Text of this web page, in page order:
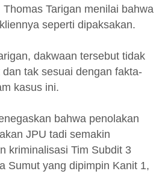
Tarigan menilai bahwa
seperti dipaksakan.
dakwaan tersebut tidak
tak sesuai dengan fakta-
kasus ini.
bahwa penolakan
JPU tadi semakin
kriminalisasi Tim Subdit 3
Sumut yang dipimpin Kanit 1,